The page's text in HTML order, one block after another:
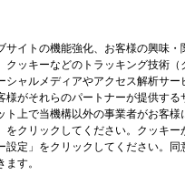
サイトの機能強化、お客様の興味
クッキーなどのトラッキング技術
シャルメディアやアクセス解析サ
様がそれらのパートナーが提供す
ト上で当機構以外の事業者がお客
をクリックしてください。クッキ
設定」をクリックしてください。
す。